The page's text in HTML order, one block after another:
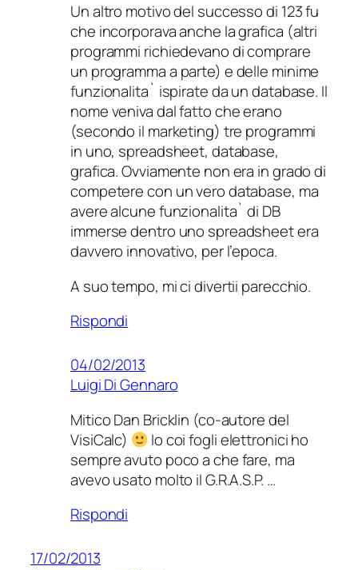
Un altro motivo del successo di 123 fu
che incorporava anche la grafica (altri
programmi richiedevano di comprare
un programma a parte) e delle minime
funzionalita` ispirate da un database. Il
nome veniva dal fatto che erano
(secondo il marketing) tre programmi
in uno, spreadsheet, database,
grafica. Ovviamente non era in grado di
competere con un vero database, ma
avere alcune funzionalita` di DB
immerse dentro uno spreadsheet era
davvero innovativo, per l’epoca.
A suo tempo, mi ci divertii parecchio.
Rispondi
04/02/2013
Luigi Di Gennaro
Mitico Dan Bricklin (co-autore del
VisiCalc)
Io coi fogli elettronici ho
sempre avuto poco a che fare, ma
avevo usato molto il G.R.A.S.P. …
Rispondi
17/02/2013